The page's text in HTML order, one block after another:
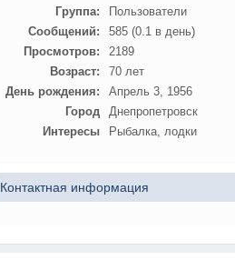
Группа:
Пользователи
Сообщений:
585 (0.1 в день)
Просмотров:
2189
Возраст:
70 лет
День рождения:
Апрель 3, 1956
Город
Днепропетровск
Интересы
Рыбалка, лодки
Контактная информация